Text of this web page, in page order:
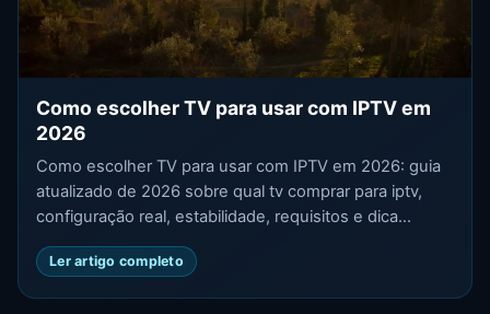
Como escolher TV para usar com IPTV em
2026
Como escolher TV para usar com IPTV em 2026: guia
atualizado de 2026 sobre qual tv comprar para iptv,
configuração real, estabilidade, requisitos e dica...
Ler artigo completo